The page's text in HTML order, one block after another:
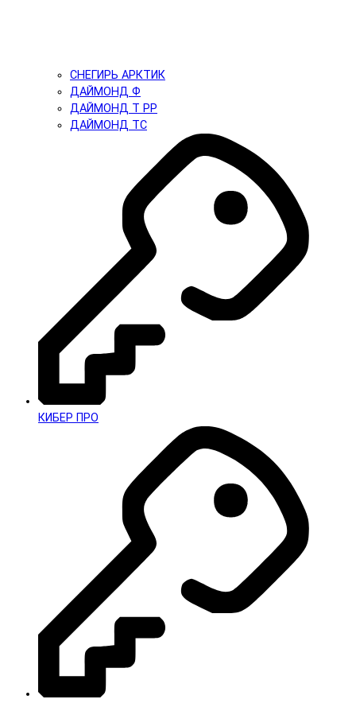
СНЕГИРЬ АРКТИК
ДАЙМОНД Ф
ДАЙМОНД Т PP
ДАЙМОНД ТС
КИБЕР ПРО